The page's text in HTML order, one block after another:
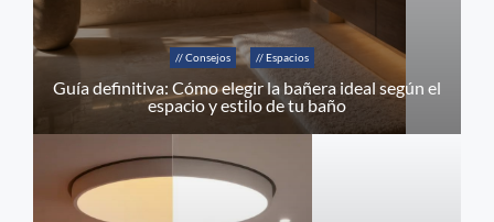
// Consejos // Espacios
Guía definitiva: Cómo elegir la bañera ideal según el
espacio y estilo de tu baño